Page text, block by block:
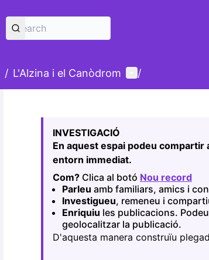
/ L'Alzina i el Canòdrom User menu
/
INVESTIGACIÓ
En aquest espai podeu
entorn immediat.
Com? Clica al botó Nou record
Parleu amb familiars, amics i
Investigueu, remeneu i
Enriquiu les publicacions.
geolocalitzar la publicació.
D'aquesta manera construïu